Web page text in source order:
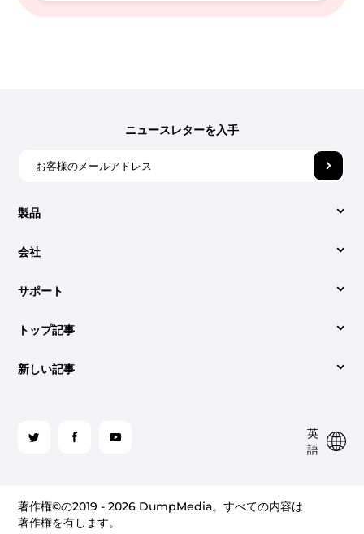
製品
動画変換
Amazonミュージックコンバータ
トップ記事
変換する簡単な方法 Spotify 〜へ MP3 （2026年更新）
聞く方法 Spotify プレミアムあり/なしのオフライン
（2026）
新しい記事
聞くXNUMXつの方法 Spotify 2026 年の飛行機で
サポート
サポートセンター
ハウツー
サイトマップ
会社
会社概要
お問い合わせ
ご利用規約
返金ポリシー
ニュースレターを入手
連
著作権©の2019 - 2026 DumpMedia。すべての内容は
著作権を有します。
英
語